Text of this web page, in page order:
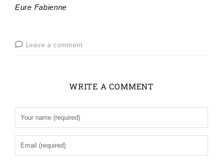
Eure Fabienne
Leave a comment
WRITE A COMMENT